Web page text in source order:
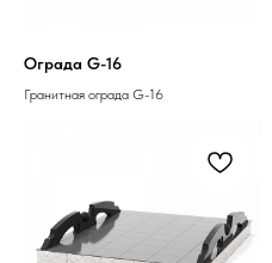
Ограда G-16
Гранитная ограда G-16